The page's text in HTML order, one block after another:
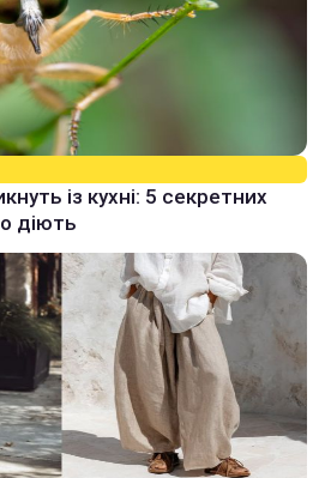
із кухні: 5 секретних
діють